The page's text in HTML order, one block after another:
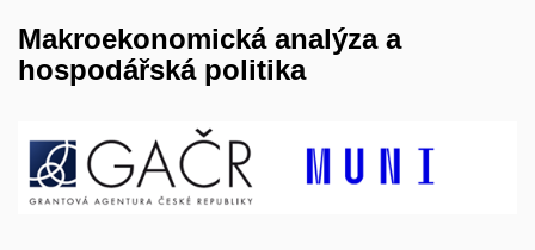
Makroekonomická analýza a
hospodářská politika